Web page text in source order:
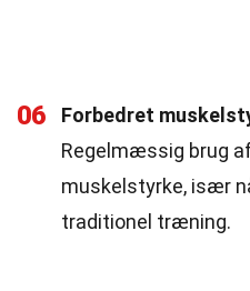
06
Forbedret
Regelmæssig brug
muskelstyrke, især
traditionel træning.